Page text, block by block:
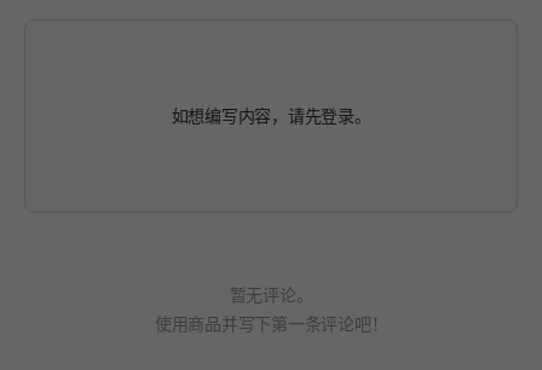
如想编写内容，请先登录。
暂无评论。
使用商品并写下第一条评论吧！